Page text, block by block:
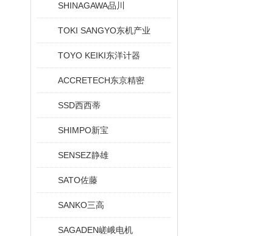
SHINAGAWA品川
TOKI SANGYO东机产业
TOYO KEIKI东洋计器
ACCRETECH东京精密
SSD西西蒂
SHIMPO新宝
SENSEZ静雄
SATO佐藤
SANKO三高
SAGADEN嵯峨电机